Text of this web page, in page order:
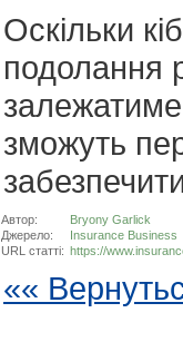
Оскільки
подолання
зможуть
Автор:
Bryony Garlick
Джерело:
Insurance Business
URL статті: https://
««